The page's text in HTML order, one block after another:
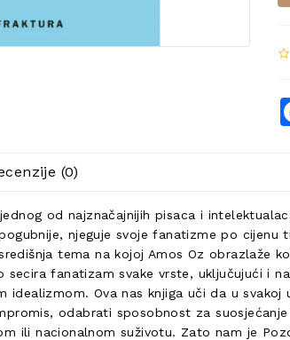
(0)
od najznačajnijih pisaca i
njeguje svoje fanatizme po
tema na kojoj Amos Oz obrazlaže
secira fanatizam svake vrste, uključujući i
idealizmom. Ova nas knjiga uči da u
odabrati sposobnost za
ili nacionalnom suživotu. Zato nam je